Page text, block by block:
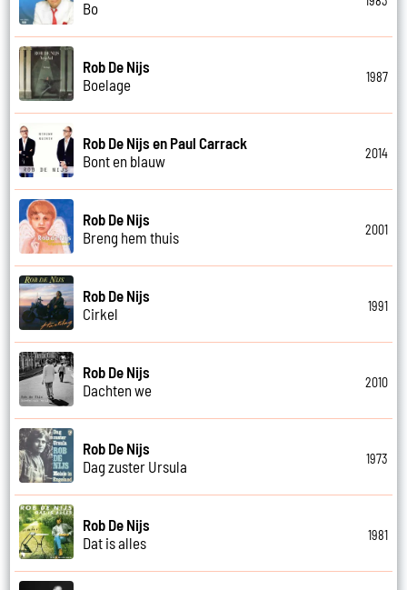
Bo
Rob De Nijs
Boelage
1987
Rob De Nijs en Paul Carrack
Bont en blauw
2014
Rob De Nijs
Breng hem thuis
2001
Rob De Nijs
Cirkel
1991
Rob De Nijs
Dachten we
2010
Rob De Nijs
Dag zuster Ursula
1973
Rob De Nijs
Dat is alles
1981